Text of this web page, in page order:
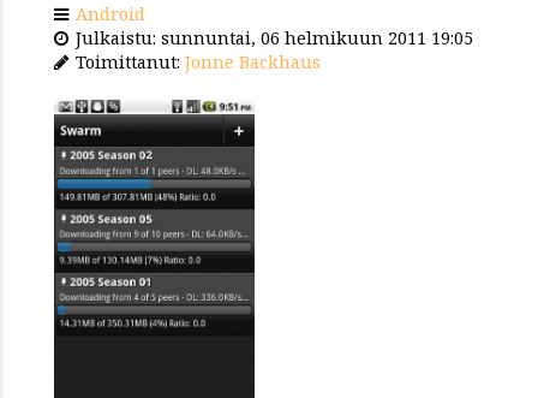
Android
Julkaistu: sunnuntai, 06 helmikuun 2011 19:05
Toimittanut: Jonne Backhaus